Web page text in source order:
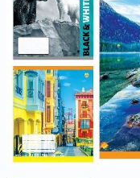
UK | RU